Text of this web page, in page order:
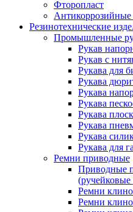
Фторопласт
Резинотехнические
Промышленные
Рукав
Рукав с
Рукава для
Рукава
Рукава
Рукава
Рукава
Рукава
Рукава
Рукава для
Ремни приводные
Приводные
Ремни
Ремни